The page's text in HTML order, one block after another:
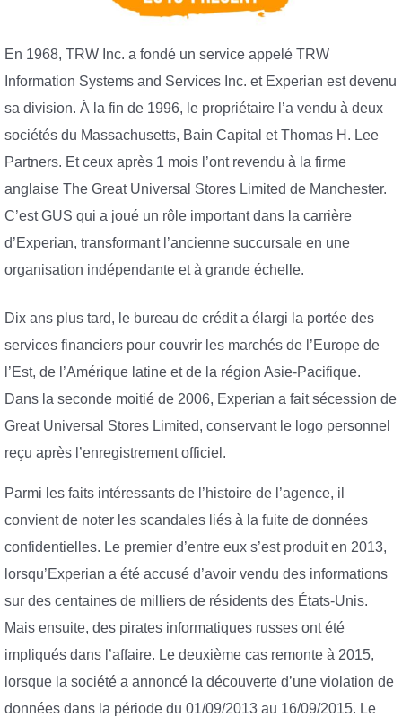
En 1968, TRW Inc. a fondé un service appelé TRW
Information Systems and Services Inc. et Experian est devenu
sa division. À la fin de 1996, le propriétaire l’a vendu à deux
sociétés du Massachusetts, Bain Capital et Thomas H. Lee
Partners. Et ceux après 1 mois l’ont revendu à la firme
anglaise The Great Universal Stores Limited de Manchester.
C’est GUS qui a joué un rôle important dans la carrière
d’Experian, transformant l’ancienne succursale en une
organisation indépendante et à grande échelle.
Dix ans plus tard, le bureau de crédit a élargi la portée des
services financiers pour couvrir les marchés de l’Europe de
l’Est, de l’Amérique latine et de la région Asie-Pacifique.
Dans la seconde moitié de 2006, Experian a fait sécession de
Great Universal Stores Limited, conservant le logo personnel
reçu après l’enregistrement officiel.
Parmi les faits intéressants de l’histoire de l’agence, il
convient de noter les scandales liés à la fuite de données
confidentielles. Le premier d’entre eux s’est produit en 2013,
lorsqu’Experian a été accusé d’avoir vendu des informations
sur des centaines de milliers de résidents des États-Unis.
Mais ensuite, des pirates informatiques russes ont été
impliqués dans l’affaire. Le deuxième cas remonte à 2015,
lorsque la société a annoncé la découverte d’une violation de
données dans la période du 01/09/2013 au 16/09/2015. Le